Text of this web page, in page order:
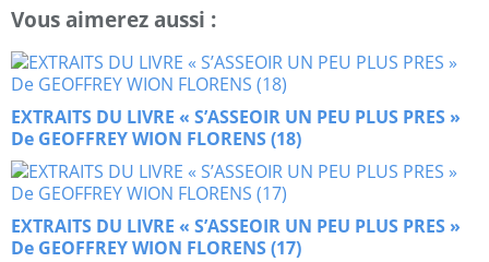
Vous aimerez aussi :
EXTRAITS DU LIVRE « S’ASSEOIR UN PEU PLUS PRES »
De GEOFFREY WION FLORENS (18)
EXTRAITS DU LIVRE « S’ASSEOIR UN PEU PLUS PRES »
De GEOFFREY WION FLORENS (17)